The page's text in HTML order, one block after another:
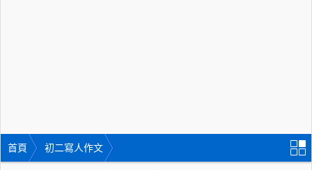
首頁 初二寫人作文